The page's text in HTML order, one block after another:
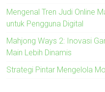
Mengenal Tren Judi Online
untuk Pengguna Digital
Mahjong Ways 2: Inovasi
Main Lebih Dinamis
Strategi Pintar Mengelola